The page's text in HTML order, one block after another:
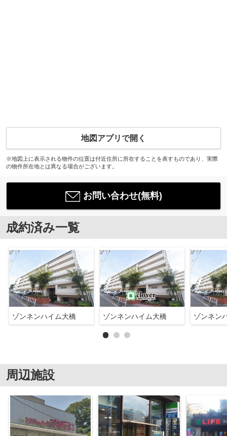
地図アプリで開く
※地図上に表示される物件の位置は付近住所に所在することを表すものであり、実際
の物件所在地とは異なる場合がございます。
お問い合わせ(無料)
成約済み一覧
ゾンネンハイム大橋 ゾンネンハイム大橋 ゾンネン
周辺施設